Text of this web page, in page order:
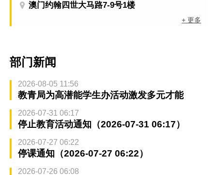
澳门约翰四世大马路7-9号1楼
+ 更多
部门新闻
2026-08-05 11:56
教青局为高潜能学生办活动激发多元才能
2026-07-31 06:17
停止教育活动通知（2026-07-31 06:17）
2026-07-27 06:22
停课通知（2026-07-27 06:22）
2026-07-26 06:08